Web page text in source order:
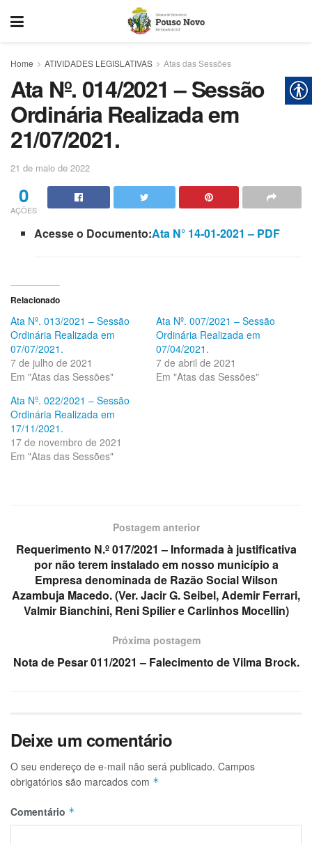
Home ATIVIDADES LEGISLATIVAS Atas das Sessões
Ata Nº. 014/2021 – Sessão
Ordinária Realizada em
21/07/2021.
21 de maio de 2022
0
AÇÕES
Acesse o Documento:Ata N° 14-01-2021 – PDF
Relacionado
Ata Nº. 013/2021 – Sessão
Ordinária Realizada em
07/07/2021.
7 de julho de 2021
Em "Atas das Sessões"
Ata Nº. 007/2021 – Sessão
Ordinária Realizada em
07/04/2021.
7 de abril de 2021
Em "Atas das Sessões"
Ata Nº. 022/2021 – Sessão
Ordinária Realizada em
17/11/2021.
17 de novembro de 2021
Em "Atas das Sessões"
Postagem anterior
Requerimento N.º 017/2021 – Informada à justificativa
por não terem instalado em nosso município a
Empresa denominada de Razão Social Wilson
Azambuja Macedo. (Ver. Jacir G. Seibel, Ademir Ferrari,
Valmir Bianchini, Reni Spilier e Carlinhos Mocellin)
Próxima postagem
Nota de Pesar 011/2021 – Falecimento de Vilma Brock.
Deixe um comentário
O seu endereço de e-mail não será publicado. Campos
obrigatórios são marcados com *
Comentário *